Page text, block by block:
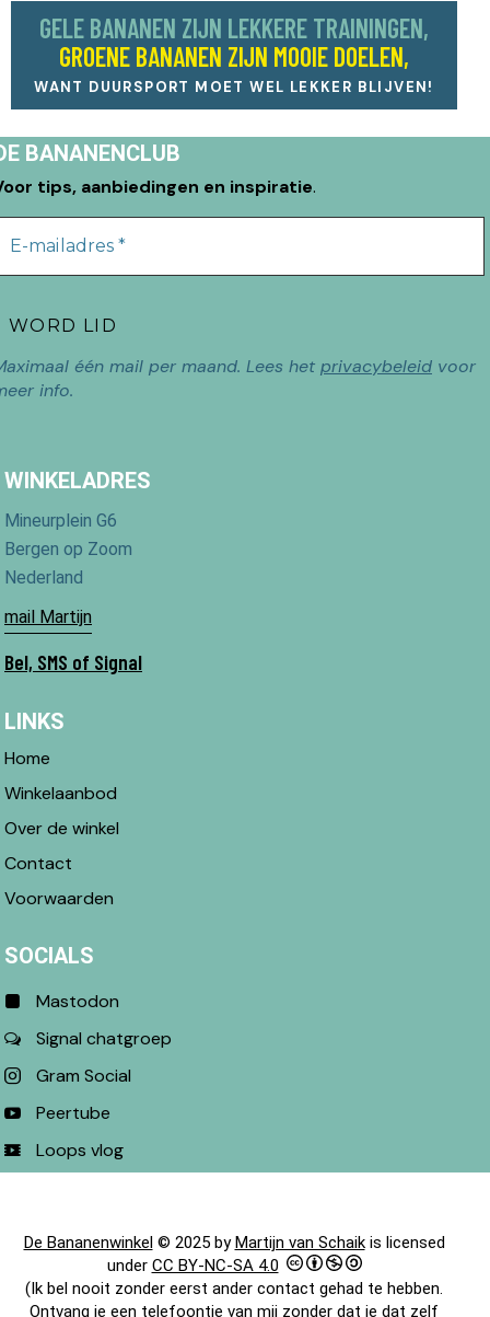
GELE BANANEN ZIJN LEKKERE TRAININGEN,
GROENE BANANEN ZIJN MOOIE DOELEN,
WANT DUURSPORT MOET WEL LEKKER BLIJVEN!
BANANENCLUB
tips, aanbiedingen en inspiratie.
één mail per maand. Lees het privacybeleid voor
info.
WINKELADRES
Mineurplein G6
Bergen op Zoom
Nederland
mail Martijn
Bel, SMS of Signal
LINKS
Home
Winkelaanbod
Over de winkel
Contact
Voorwaarden
SOCIALS
Mastodon
Signal chatgroep
Gram Social
Peertube
Loops vlog
De Bananenwinkel© 2025 byMartijn van Schaikis licensed
under CC BY-NC-SA 4.0
(Ik bel nooit zonder eerst ander contact gehad te hebben.
Ontvang je een telefoontje van mij zonder dat je dat zelf